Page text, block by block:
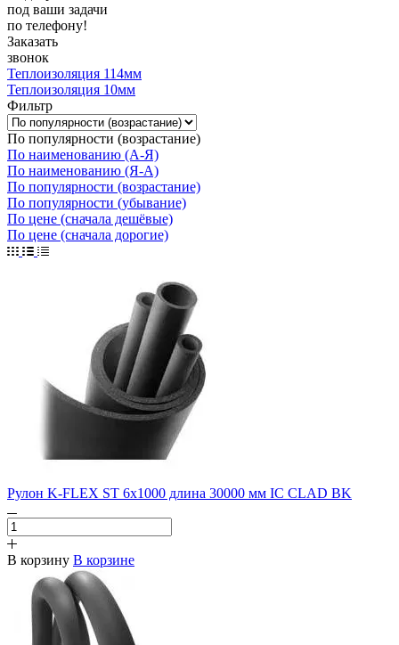
под ваши задачи
по телефону!
Заказать
звонок
Теплоизоляция 114мм
Теплоизоляция 10мм
Фильтр
По популярности (возрастание)
По наименованию (А-Я)
По наименованию (Я-А)
По популярности (возрастание)
По популярности (убывание)
По цене (сначала дешёвые)
По цене (сначала дорогие)
Рулон K-FLEX ST 6х1000 длина 30000 мм IC CLAD BK
В корзину В корзине